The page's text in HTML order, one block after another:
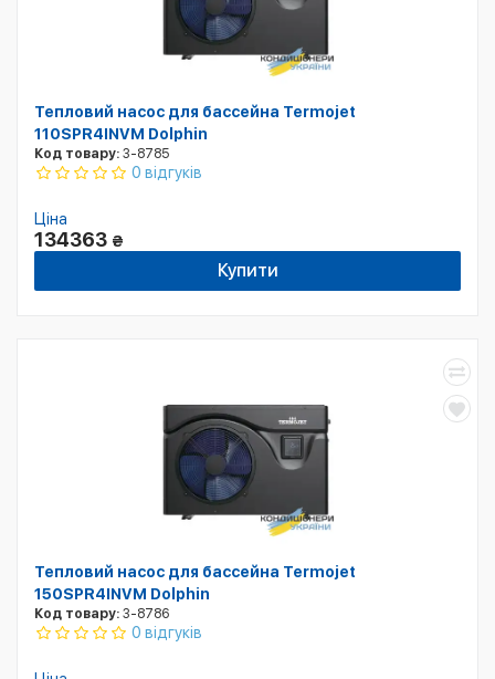
Тепловий насос для бассейна Termojet
110SPR4INVM Dolphin
Код товару: 3-8785
0 відгуків
Ціна
134363 ₴
Купити
Тепловий насос для бассейна Termojet
150SPR4INVM Dolphin
Код товару: 3-8786
0 відгуків